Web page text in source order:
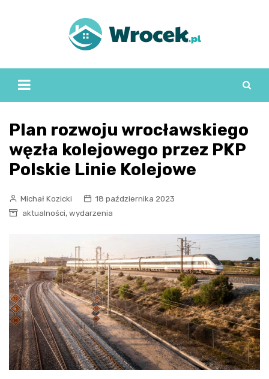
Plan rozwoju wrocławskiego
węzła kolejowego przez PKP
Polskie Linie Kolejowe
Michał Kozicki
18 października 2023
aktualności, wydarzenia